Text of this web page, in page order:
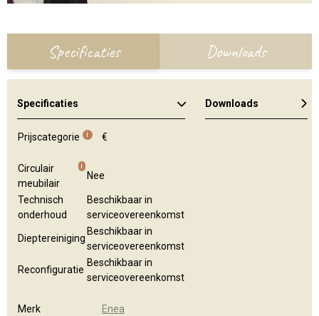
Specificaties Downloads
Specificaties
Prijscategorie i €
Circulair
meubilair
i
Nee
Technisch
onderhoud
Beschikbaar in
serviceovereenkomst
Dieptereiniging
Beschikbaar in
serviceovereenkomst
Reconfiguratie
Beschikbaar in
serviceovereenkomst
Merk
Enea
Downloads